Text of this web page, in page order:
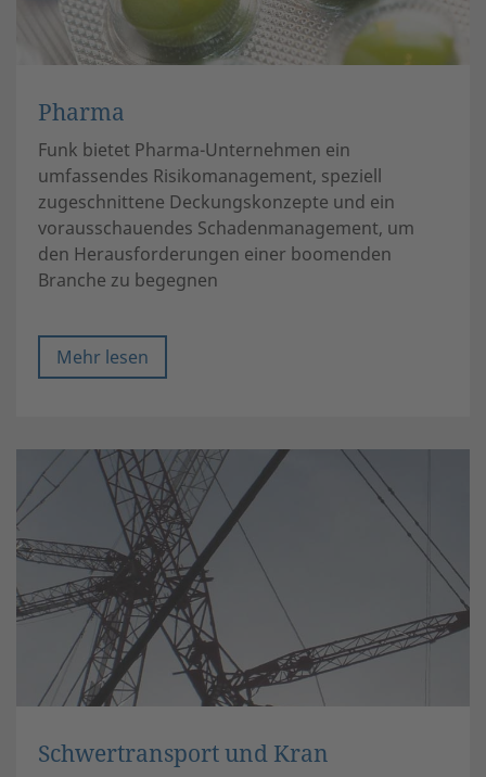
Pharma
Funk bietet Pharma-Unternehmen ein
umfassendes Risikomanagement, speziell
zugeschnittene Deckungskonzepte und ein
vorausschauendes Schadenmanagement, um
den Herausforderungen einer boomenden
Branche zu begegnen
Mehr lesen
Schwertransport und Kran